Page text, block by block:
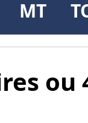
MT
ou